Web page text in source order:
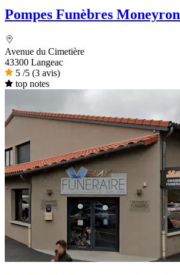
Pompes Funèbres Moneyron
Avenue du Cimetière
43300 Langeac
5 /5 (3 avis)
top notes